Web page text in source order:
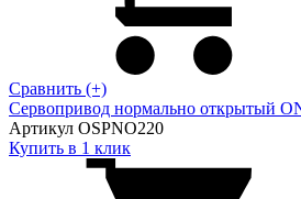
Сравнить (+)
Сервопривод нормально открытый
Артикул OSPNO220
Купить в 1 клик